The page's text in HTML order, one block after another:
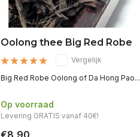
Oolong thee Big Red Robe
Vergelijk
Big Red Robe Oolong of Da Hong Pao...
Op voorraad
Levering GRATIS vanaf 40€!